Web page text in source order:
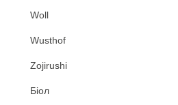
Woll
Wusthof
Zojirushi
Біол